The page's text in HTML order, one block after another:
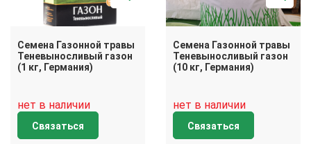
Семена Газонной травы
Теневыносливый газон
(1 кг, Германия)
нет в наличии
Связаться
Семена Газонной травы
Теневыносливый газон
(10 кг, Германия)
нет в наличии
Связаться